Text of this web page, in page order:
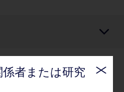
者または研究